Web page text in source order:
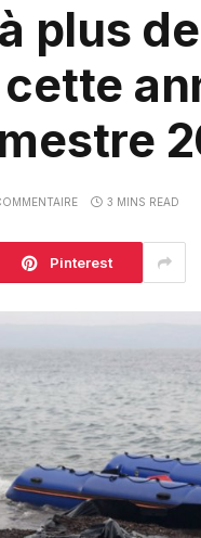
plus
3 MINS READ
Pinterest